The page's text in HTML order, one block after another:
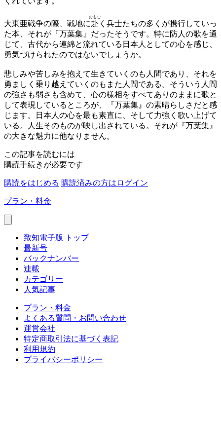
大東亜戦争の際、戦地に赴
おもむ
く兵士たちの多くが携行していっ
た本、それが『万葉集』だったそうです。特に防人の歌を通
じて、古代から連綿と流れている日本人としての心を感じ、
勇気づけられたのではないでしょうか。
悲しみや苦しみを抱えて生きていくのも人間であり、それを
勇ましく乗り越えていくのもまた人間である。そういう人間
の強さも弱さも含めて、心の様相をすべてありのままに歌と
して表現しているところが、『万葉集』の素晴らしさだと感
じます。日本人の心を最も素直に、そして力強く歌い上げて
いる。人生そのものが映し出されている。それが『万葉集』
の大きな魅力に他なりません。
この記事を読むには
購読手続きが必要です
購読をはじめる 購読済みの方はログイン
プラン・料金
致知電子版 トップ
最新号
バックナンバー
連載
カテゴリー
人気記事
プラン・料金
よくある質問・お問い合わせ
運営会社
特定商取引法に基づく表記
利用規約
プライバシーポリシー